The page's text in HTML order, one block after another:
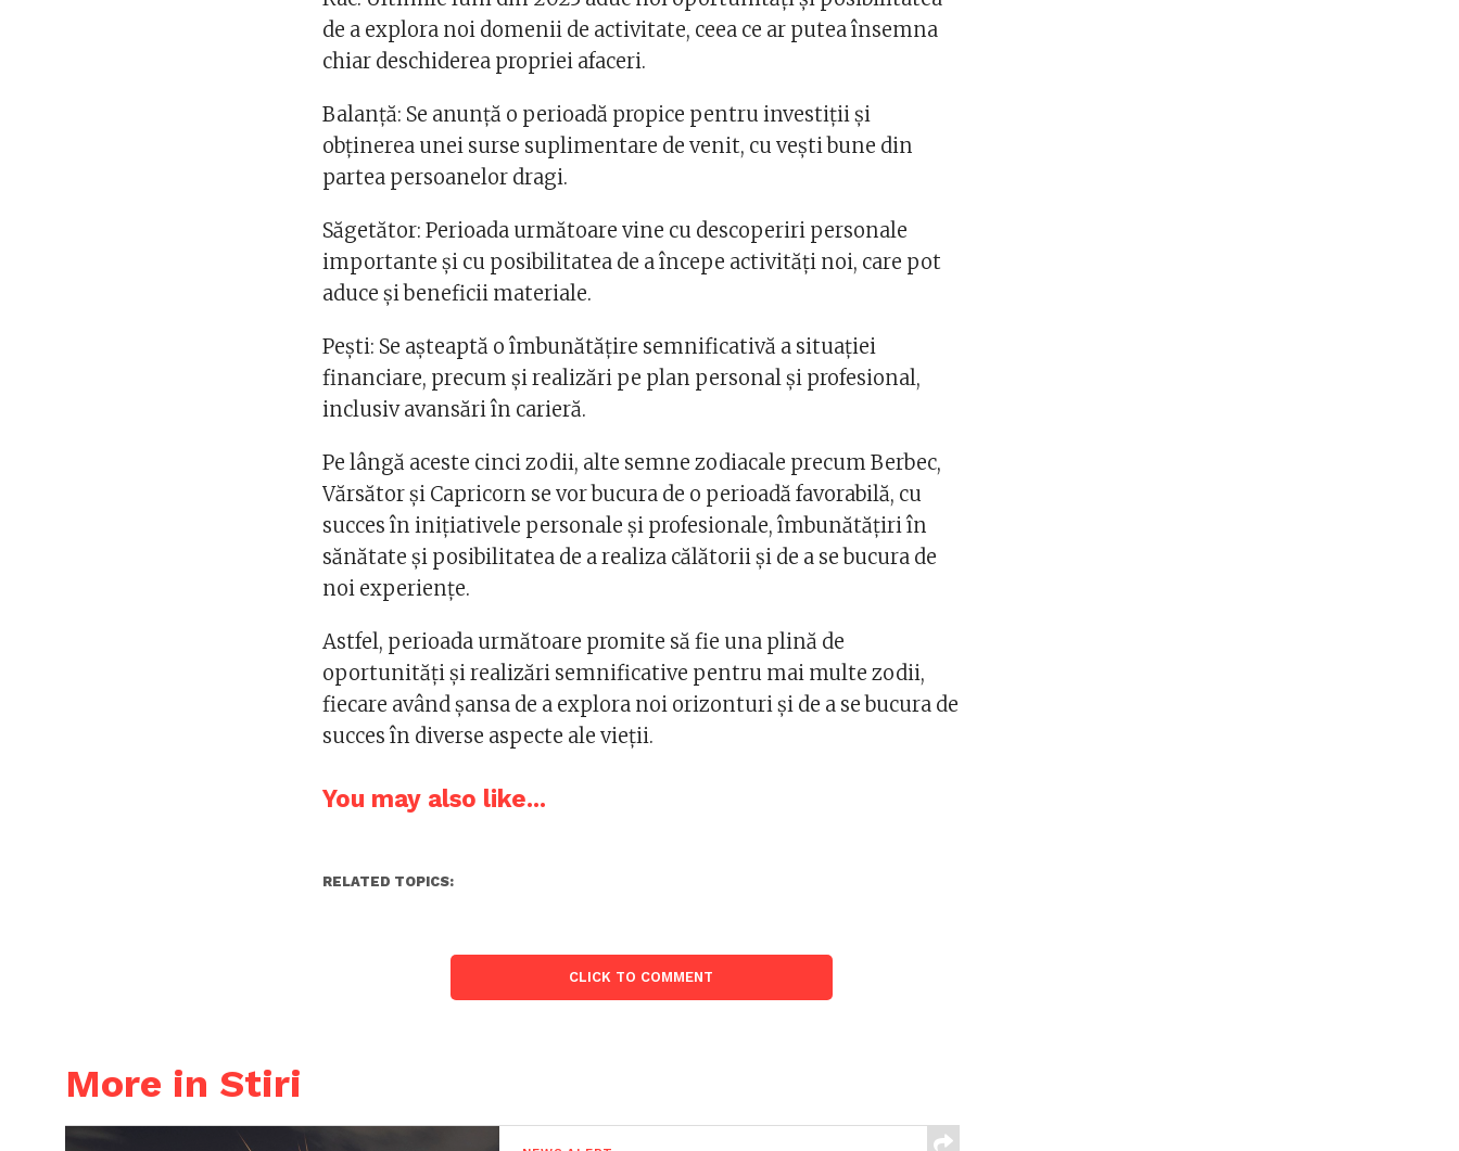
de a explora noi domenii de activitate, ceea ce ar putea însemna
chiar deschiderea propriei afaceri​​.
Balanță: Se anunță o perioadă propice pentru investiții și
obținerea unei surse suplimentare de venit, cu vești bune din
partea persoanelor dragi​​.
Săgetător: Perioada următoare vine cu descoperiri personale
importante și cu posibilitatea de a începe activități noi, care pot
aduce și beneficii materiale​​.
Pești: Se așteaptă o îmbunătățire semnificativă a situației
financiare, precum și realizări pe plan personal și profesional,
inclusiv avansări în carieră​​.
Pe lângă aceste cinci zodii, alte semne zodiacale precum Berbec,
Vărsător și Capricorn se vor bucura de o perioadă favorabilă, cu
succes în inițiativele personale și profesionale, îmbunătățiri în
sănătate și posibilitatea de a realiza călătorii și de a se bucura de
noi experiențe​​.
Astfel, perioada următoare promite să fie una plină de
oportunități și realizări semnificative pentru mai multe zodii,
fiecare având șansa de a explora noi orizonturi și de a se bucura de
succes în diverse aspecte ale vieții.
You may also like...
RELATED TOPICS:
CLICK TO COMMENT
More in Stiri